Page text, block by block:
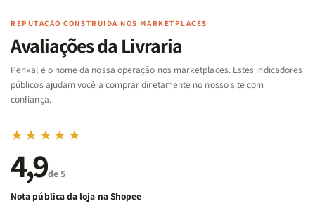
Famílias
Bíblia
-
Penkal
Famílias
da
Bíblia
-
Penkal
de
REPUTAÇÃO CONSTRUÍDA NOS MARKETPLACES
Avaliações da Livraria
Penkal é o nome da nossa operação nos marketplaces. Estes indicadores
públicos ajudam você a comprar diretamente no nosso site com
confiança.
★★★★★
4,9de 5
Nota pública da loja na Shopee